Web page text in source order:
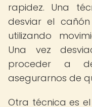
rapidez. Una
desviar el
utilizando
Una vez
proceder a
asegurarnos de
Otra técnica es